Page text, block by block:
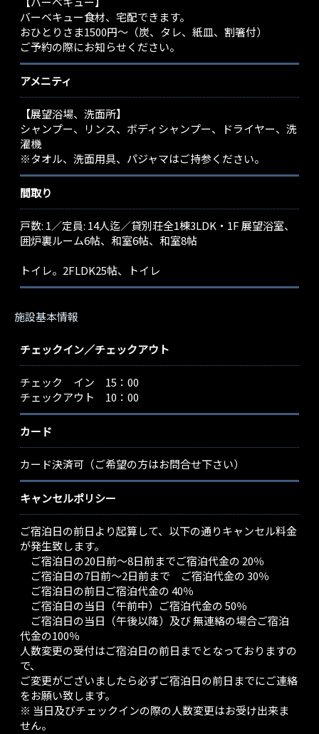
バーベキュー食材、宅配できます。
おひとりさま1500円～（炭、タレ、紙皿、割箸付）
ご予約の際にお知らせください。
アメニティ
【展望浴場、洗面所】
シャンプー、リンス、ボディシャンプー、ドライヤー、洗
濯機
※タオル、洗面用具、パジャマはご持参ください。
間取り
戸数: 1／定員: 14人迄／貸別荘全1棟3LDK・1F 展望浴室、
囲炉裏ルーム6帖、和室6帖、和室8帖
トイレ。2FLDK25帖、トイレ
施設基本情報
チェックイン／チェックアウト
チェック イン 15：00
チェックアウト 10：00
カード
カード決済可（ご希望の方はお問合せ下さい）
キャンセルポリシー
ご宿泊日の前日より起算して、以下の通りキャンセル料金
が発生致します。
ご宿泊日の20日前～8日前までご宿泊代金の 20％
ご宿泊日の7日前～2日前まで ご宿泊代金の 30％
ご宿泊日の前日ご宿泊代金の 40％
ご宿泊日の当日（午前中）ご宿泊代金の 50％
ご宿泊日の当日（午後以降）及び 無連絡の場合ご宿泊
代金の100％
人数変更の受付はご宿泊日の前日までとなっておりますの
で、
ご変更がございましたら必ずご宿泊日の前日までにご連絡
をお願い致します。
※ 当日及びチェックインの際の人数変更はお受け出来ま
せん。